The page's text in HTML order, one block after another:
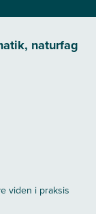
naturfag
viden i praksis